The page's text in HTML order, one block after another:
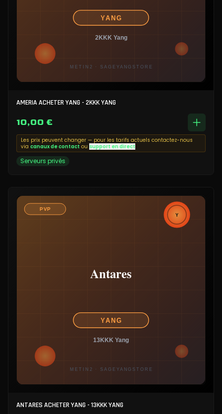
AMERIA ACHETER YANG - 2KKK YANG
10,00 €
Les prix peuvent changer — pour les tarifs actuels contactez-nous
via canaux de contact ou support en direct
Serveurs privés
ANTARES ACHETER YANG - 13KKK YANG